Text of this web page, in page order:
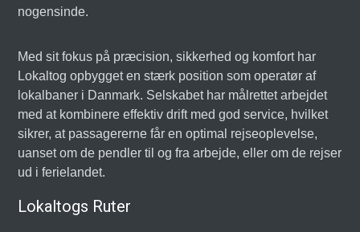
nogensinde.
Med sit fokus på præcision, sikkerhed og komfort har
Lokaltog opbygget en stærk position som operatør af
lokalbaner i Danmark. Selskabet har målrettet arbejdet
med at kombinere effektiv drift med god service, hvilket
sikrer, at passagererne får en optimal rejseoplevelse,
uanset om de pendler til og fra arbejde, eller om de rejser
ud i ferielandet.
Lokaltogs Ruter